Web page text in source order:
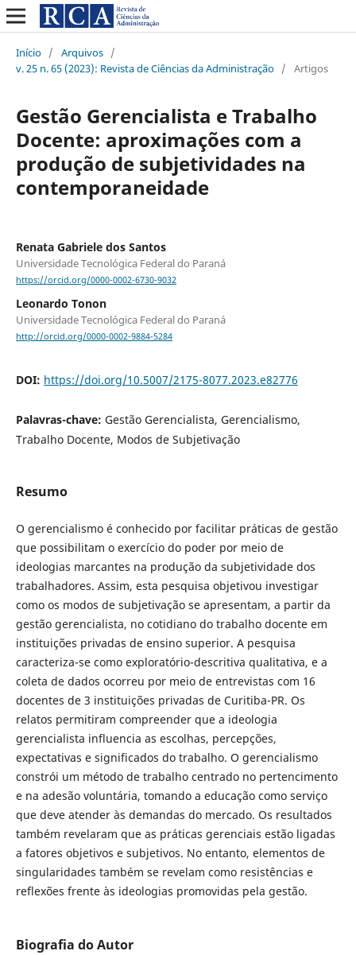
Início / Arquivos /
v. 25 n. 65 (2023): Revista de Ciências da Administração / Artigos
Gestão Gerencialista e Trabalho
Docente: aproximações com a
produção de subjetividades na
contemporaneidade
Renata Gabriele dos Santos
Universidade Tecnológica Federal do Paraná
https://orcid.org/0000-0002-6730-9032
Leonardo Tonon
Universidade Tecnológica Federal do Paraná
http://orcid.org/0000-0002-9884-5284
DOI: https://doi.org/10.5007/2175-8077.2023.e82776
Palavras-chave: Gestão Gerencialista, Gerencialismo,
Trabalho Docente, Modos de Subjetivação
Resumo
O gerencialismo é conhecido por facilitar práticas de gestão
que possibilitam o exercício do poder por meio de
ideologias marcantes na produção da subjetividade dos
trabalhadores. Assim, esta pesquisa objetivou investigar
como os modos de subjetivação se apresentam, a partir da
gestão gerencialista, no cotidiano do trabalho docente em
instituições privadas de ensino superior. A pesquisa
caracteriza-se como exploratório-descritiva qualitativa, e a
coleta de dados ocorreu por meio de entrevistas com 16
docentes de 3 instituições privadas de Curitiba-PR. Os
relatos permitiram compreender que a ideologia
gerencialista influencia as escolhas, percepções,
expectativas e significados do trabalho. O gerencialismo
constrói um método de trabalho centrado no pertencimento
e na adesão voluntária, tomando a educação como serviço
que deve atender às demandas do mercado. Os resultados
também revelaram que as práticas gerenciais estão ligadas
a fatores objetivos e subjetivos. No entanto, elementos de
singularidades também se revelam como resistências e
reflexões frente às ideologias promovidas pela gestão.
Biografia do Autor